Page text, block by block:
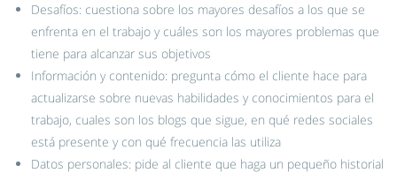
Desafíos: cuestiona sobre los mayores desafíos a los que se
enfrenta en el trabajo y cuáles son los mayores problemas que
tiene para alcanzar sus objetivos
Información y contenido: pregunta cómo el cliente hace para
actualizarse sobre nuevas habilidades y conocimientos para el
trabajo, cuales son los blogs que sigue, en qué redes sociales
está presente y con qué frecuencia las utiliza
Datos personales: pide al cliente que haga un pequeño historial